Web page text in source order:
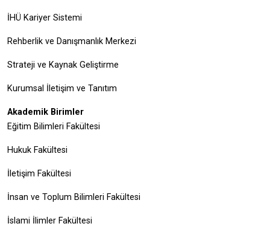
İHÜ Kariyer Sistemi
Rehberlik ve Danışmanlık Merkezi
Strateji ve Kaynak Geliştirme
Kurumsal İletişim ve Tanıtım
Akademik Birimler
Eğitim Bilimleri Fakültesi
Hukuk Fakültesi
İletişim Fakültesi
İnsan ve Toplum Bilimleri Fakültesi
İslami İlimler Fakültesi